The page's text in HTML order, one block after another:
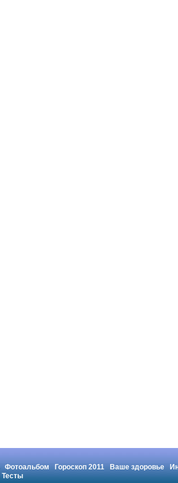
Фотоальбом Гороскоп 2011 Ваше здоровье
Тесты